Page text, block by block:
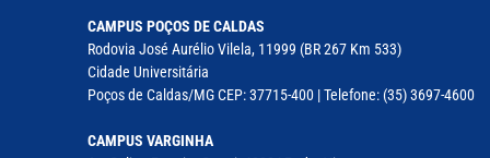
CAMPUS POÇOS DE CALDAS
Rodovia José Aurélio Vilela, 11999 (BR 267 Km 533)
Cidade Universitária
Poços de Caldas/MG CEP: 37715-400 | Telefone: (35) 3697-4600
CAMPUS VARGINHA